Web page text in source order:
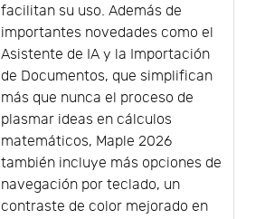
facilitan su uso. Además de
importantes novedades como el
Asistente de IA y la Importación
de Documentos, que simplifican
más que nunca el proceso de
plasmar ideas en cálculos
matemáticos, Maple 2026
también incluye más opciones de
navegación por teclado, un
contraste de color mejorado en